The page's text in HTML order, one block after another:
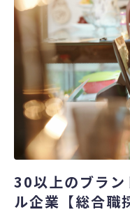
30以上のブラン
ル企業【総合職